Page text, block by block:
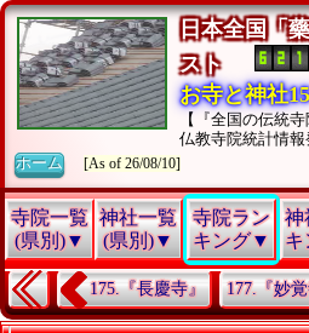
日本全国「
スト
お寺と神社
【『全国の伝統
仏教寺院統計情報
ホーム
[As of 26/08/10]
寺院一覧
(県別)▼
神社一覧
(県別)▼
寺院ラン
キング▼
神
175.『長慶寺』 177.『妙